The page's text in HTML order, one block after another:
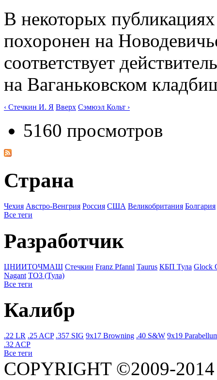
В некоторых
похоронен на
соответствует
на Ваганьковском
‹ Стечкин И. Я Вверх Сэмюэл Кольт ›
5160 просмотров
Страна
Чехия Австро-Венгрия Росcия США Великобритания Болгария
Все теги
Разработчик
ЦНИИТОЧМАШ Стечкин Franz Pfannl Taurus КБП Тула Glock
Nagant ТОЗ (Тула)
Все теги
Калибр
.22 LR .25 ACP .357 SIG 9x17 Browning .40 S&W 9x19
.32 ACP
Все теги
COPYRIGHT ©2009-